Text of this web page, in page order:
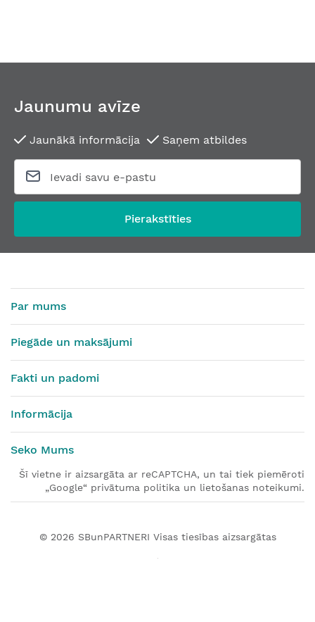
Jaunumu avīze
Jaunākā informācija Saņem atbildes
Pierakstīties
Par mums
Piegāde un maksājumi
Fakti un padomi
Informācija
Seko Mums
Šī vietne ir aizsargāta ar reCAPTCHA, un tai tiek piemēroti
„Google“ privātuma politika un lietošanas noteikumi.
© 2026 SBunPARTNERI Visas tiesības aizsargātas